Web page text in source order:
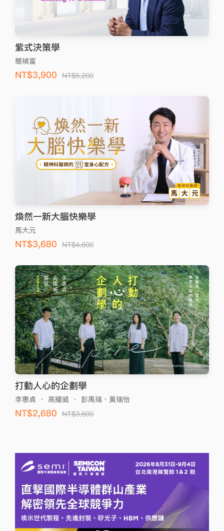
紫式決策學
簡禎富
NT$3,900 NT$5,200
煥然一新大腦快樂學
馬大元
NT$3,680 NT$4,600
打動人心的企劃學
李惠貞 、 高耀威 、 彭禹瑞、黃瑞怡
NT$2,680 NT$3,600